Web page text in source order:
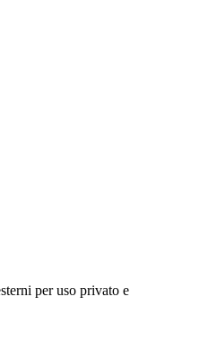
per uso privato e